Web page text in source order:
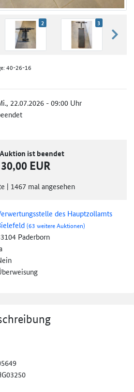
2 3
40-26-16
22.07.2026 - 09:00 Uhr
ist beendet
30,00 EUR
| 1467 mal angesehen
des Hauptzollamts
(63 weitere Auktionen)
Paderborn